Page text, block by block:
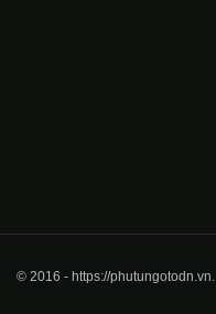
© 2016 - https://phutungotodn.vn.